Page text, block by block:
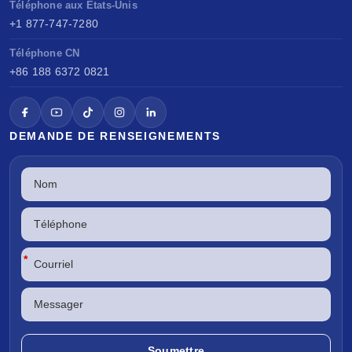
Téléphone aux États-Unis
+1 877-747-7280
Téléphone CN
+86 188 6372 0821
DEMANDE DE RENSEIGNEMENTS
*